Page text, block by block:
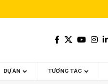
DỰ ÁN TƯƠNG TÁC